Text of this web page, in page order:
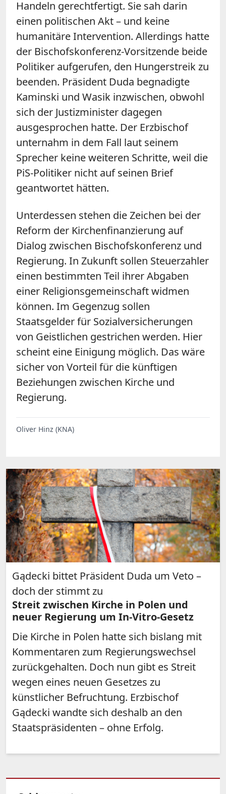
Handeln gerechtfertigt. Sie sah darin
einen politischen Akt – und keine
humanitäre Intervention. Allerdings hatte
der Bischofskonferenz-Vorsitzende beide
Politiker aufgerufen, den Hungerstreik zu
beenden. Präsident Duda begnadigte
Kaminski und Wasik inzwischen, obwohl
sich der Justizminister dagegen
ausgesprochen hatte. Der Erzbischof
unternahm in dem Fall laut seinem
Sprecher keine weiteren Schritte, weil die
PiS-Politiker nicht auf seinen Brief
geantwortet hätten.
Unterdessen stehen die Zeichen bei der
Reform der Kirchenfinanzierung auf
Dialog zwischen Bischofskonferenz und
Regierung. In Zukunft sollen Steuerzahler
einen bestimmten Teil ihrer Abgaben
einer Religionsgemeinschaft widmen
können. Im Gegenzug sollen
Staatsgelder für Sozialversicherungen
von Geistlichen gestrichen werden. Hier
scheint eine Einigung möglich. Das wäre
sicher von Vorteil für die künftigen
Beziehungen zwischen Kirche und
Regierung.
Oliver Hinz (KNA)
Gądecki bittet Präsident Duda um Veto –
doch der stimmt zu
Streit zwischen Kirche in Polen und
neuer Regierung um In-Vitro-Gesetz
Die Kirche in Polen hatte sich bislang mit
Kommentaren zum Regierungswechsel
zurückgehalten. Doch nun gibt es Streit
wegen eines neuen Gesetzes zu
künstlicher Befruchtung. Erzbischof
Gądecki wandte sich deshalb an den
Staatspräsidenten – ohne Erfolg.